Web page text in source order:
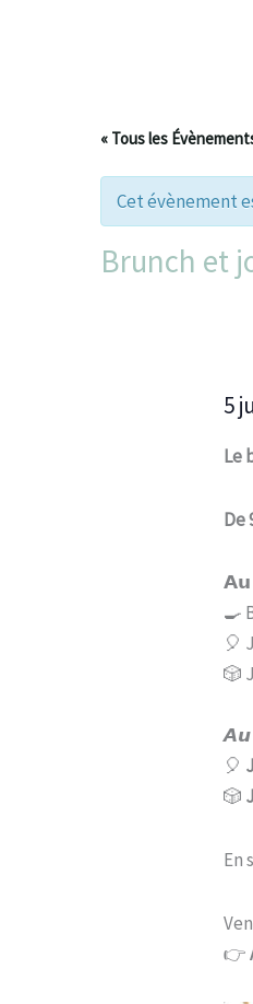
« Tous les
Cet évènement
Brunch et
5
Le
De
🍳
🎈
🎲
🎈
🎲
En
👉